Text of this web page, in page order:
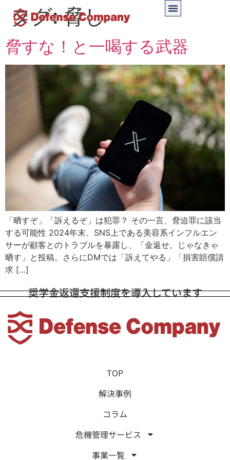
タグ:脅し
脅すな！と一喝する武器
「晒すぞ」「訴えるぞ」は犯罪？ その一言、脅迫罪に該当
する可能性 2024年末、SNS上である美容系インフルエン
サーが顧客とのトラブルを暴露し、「金返せ。じゃなきゃ
晒す」と投稿。さらにDMでは「訴えてやる」「損害賠償請
求 […]
奨学金返還支援制度を導入しています
TOP
解決事例
コラム
危機管理サービス
事業一覧